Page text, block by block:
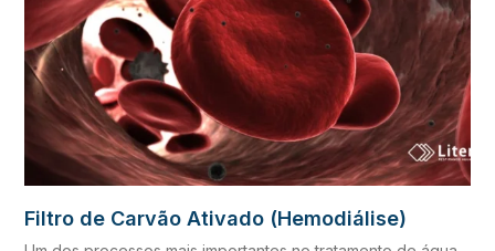
Filtro de Carvão Ativado (Hemodiálise)